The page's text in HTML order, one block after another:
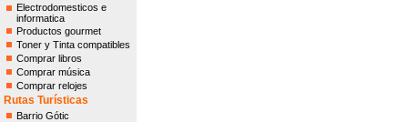
Electrodomesticos e
informatica
Productos gourmet
Toner y Tinta compatibles
Comprar libros
Comprar música
Comprar relojes
Rutas Turísticas
Barrio Gótic